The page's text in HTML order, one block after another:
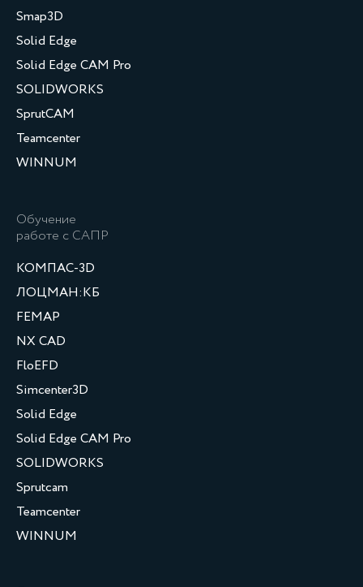
Smap3D
Solid Edge
Solid Edge CAM Pro
SOLIDWORKS
SprutCAM
Teamcenter
WINNUM
Обучение
работе с САПР
КОМПАС-3D
ЛОЦМАН:КБ
FEMAP
NX CAD
FloEFD
Simcenter3D
Solid Edge
Solid Edge CAM Pro
SOLIDWORKS
Sprutcam
Teamcenter
WINNUM